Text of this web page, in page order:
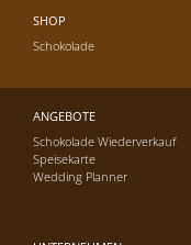
SHOP
Schokolade
ANGEBOTE
Schokolade Wiederverkauf
Speisekarte
Wedding Planner